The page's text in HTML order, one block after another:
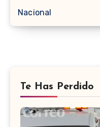
Nacional
Te Has Perdido